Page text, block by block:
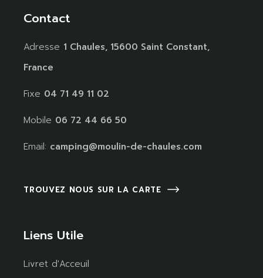
Contact
Adresse 1 Chaules, 15600 Saint Constant,
France
Fixe 04 71 49 11 02
Mobile 06 72 44 66 50
Email: camping@moulin-de-chaules.com
TROUVEZ NOUS SUR LA CARTE
Liens Utile
Livret d'Acceuil